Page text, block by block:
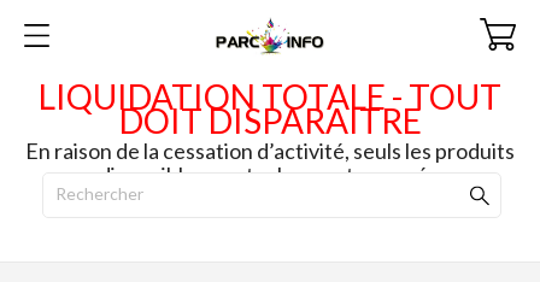
LIQUIDATION TOTALE - TOUT
DOIT DISPARAITRE
En raison de la cessation d’activité, seuls les produits
disponibles en stock seront envoyés.